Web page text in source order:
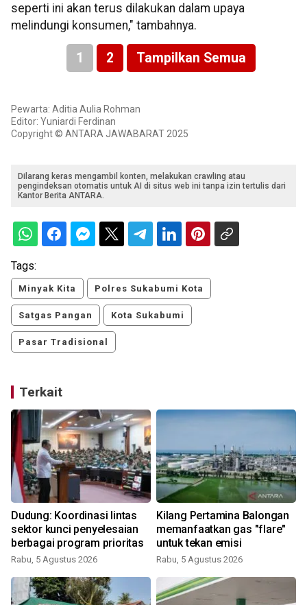
seperti ini akan terus dilakukan dalam upaya
melindungi konsumen," tambahnya.
1 2 Tampilkan Semua
Pewarta: Aditia Aulia Rohman
Editor: Yuniardi Ferdinan
Copyright © ANTARA JAWABARAT 2025
Dilarang keras mengambil konten, melakukan crawling atau
pengindeksan otomatis untuk AI di situs web ini tanpa izin tertulis dari
Kantor Berita ANTARA.
Tags:
Minyak Kita Polres Sukabumi Kota
Satgas Pangan Kota Sukabumi
Pasar Tradisional
Terkait
Dudung: Koordinasi lintas
sektor kunci penyelesaian
berbagai program prioritas
Rabu, 5 Agustus 2026
Kilang Pertamina Balongan
memanfaatkan gas "flare"
untuk tekan emisi
Rabu, 5 Agustus 2026